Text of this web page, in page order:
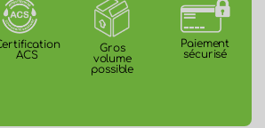
ACS
Gros
volume
possible
Paiement
sécurisé